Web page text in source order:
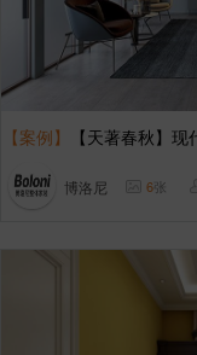
【案例】 【天著春秋】
博洛尼 6张